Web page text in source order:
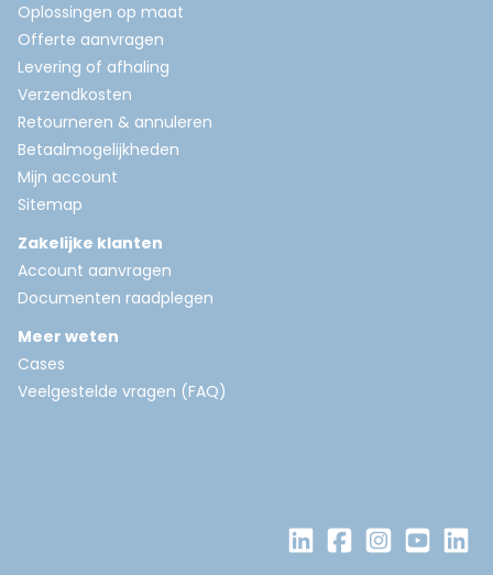
Oplossingen op maat
Offerte aanvragen
Levering of afhaling
Verzendkosten
Retourneren & annuleren
Betaalmogelijkheden
Mijn account
Sitemap
Zakelijke klanten
Account aanvragen
Documenten raadplegen
Meer weten
Cases
Veelgestelde vragen (FAQ)